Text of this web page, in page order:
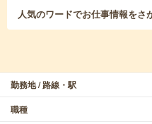
人気のワードでお仕事情報をさ
勤務地 / 路線・駅
職種